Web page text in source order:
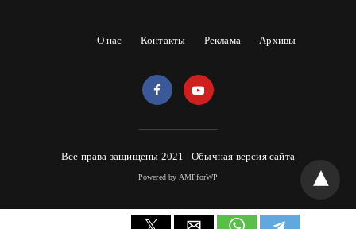
О нас Контакты Реклама Архивы
Все права защищены 2021 |Обычная версия сайта
Powered by AMPforWP